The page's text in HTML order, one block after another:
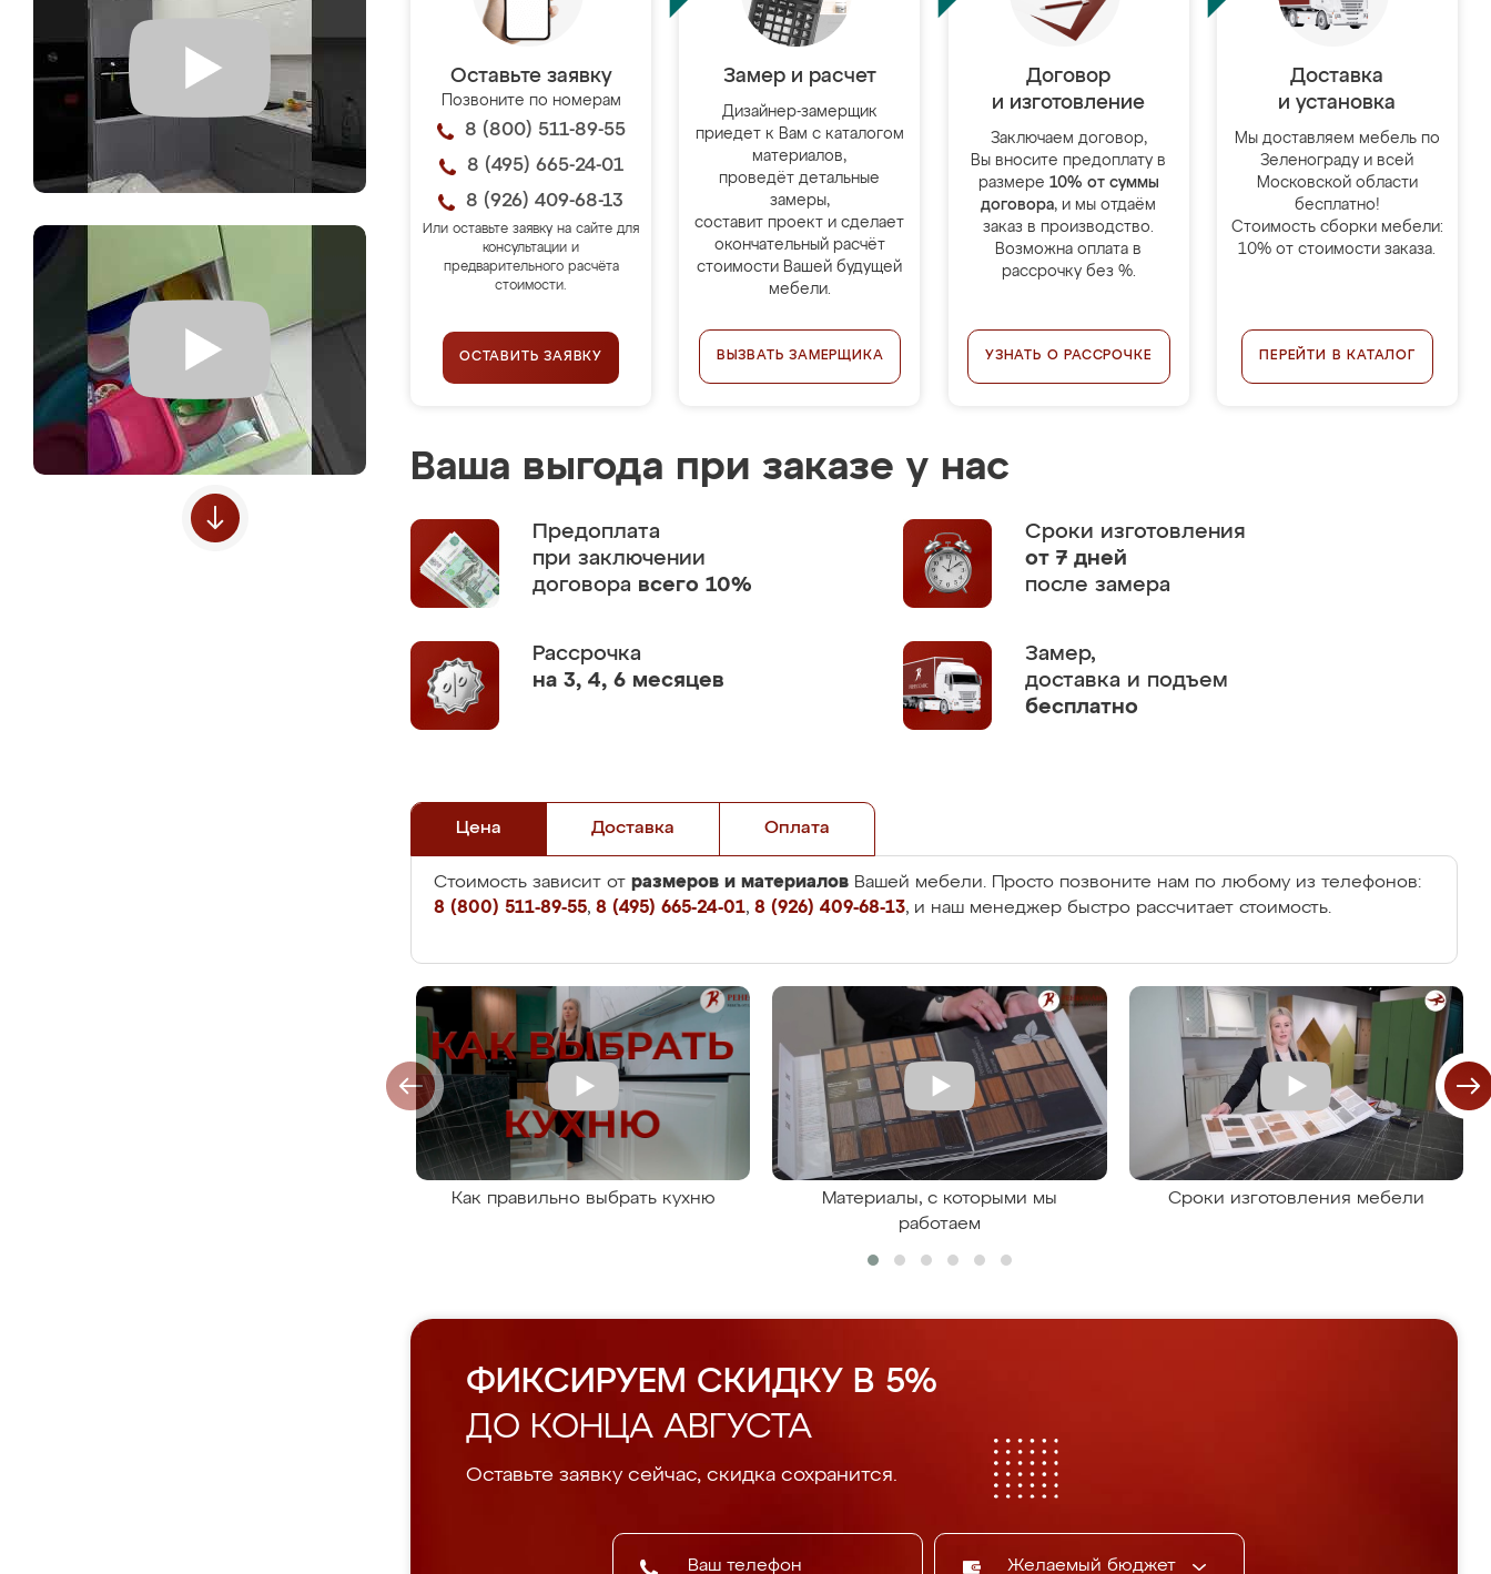
Оставьте заявку
Позвоните по номерам
8 (800) 511-89-55
8 (495) 665-24-01
8 (926) 409-68-13
Или оставьте заявку на сайте для
консультации и
предварительного расчёта
стоимости.
ОСТАВИТЬ ЗАЯВКУ
Замер и расчет
Дизайнер-замерщик
приедет к Вам с каталогом
материалов,
проведёт детальные
замеры,
составит проект и сделает
окончательный расчёт
стоимости Вашей будущей
мебели.
ВЫЗВАТЬ ЗАМЕРЩИКА
Договор
и изготовление
Заключаем договор,
Вы вносите предоплату в
размере 10% от суммы
договора, и мы отдаём
заказ в производство.
Возможна оплата в
рассрочку без %.
УЗНАТЬ О РАССРОЧКЕ
Доставка
и установка
Мы доставляем мебель по
Зеленограду и всей
Московской области
бесплатно!
Стоимость сборки мебели:
10% от стоимости заказа.
ПЕРЕЙТИ В КАТАЛОГ
Ваша выгода при заказе у нас
Предоплата
при заключении
договора всего 10%
Сроки изготовления
от 7 дней
после замера
Рассрочка
на 3, 4, 6 месяцев
Замер,
доставка и подъем
бесплатно
Цена Доставка Оплата
Стоимость зависит от размеров и материалов Вашей мебели. Просто позвоните нам по любому из телефонов:
8 (800) 511-89-55, 8 (495) 665-24-01, 8 (926) 409-68-13, и наш менеджер быстро рассчитает стоимость.
Как правильно выбрать кухню
Материалы, с которыми мы
работаем
Сроки изготовления мебели
ФИКСИРУЕМ СКИДКУ В 5%
ДО КОНЦА АВГУСТА
Оставьте заявку сейчас, скидка сохранится.
Желаемый бюджет